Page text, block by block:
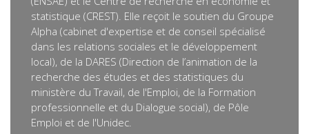
statistique (CREST). Elle reçoit le soutien du Groupe
Alpha (cabinet d'expertise et de conseil spécialisé
dans les relations sociales et le développement
local), de la DARES (Direction de l’animation de la
recherche des études et des statistiques du
ministère du Travail, de l'Emploi, de la Formation
professionnelle et du Dialogue social), de Pôle
Emploi et de l'Unidec.